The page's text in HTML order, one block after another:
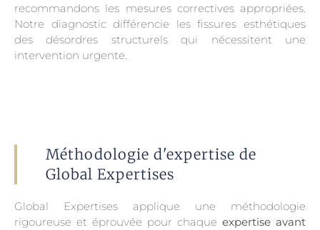
recommandons les mesures correctives appropriées.
Notre diagnostic différencie les fissures esthétiques
des désordres structurels qui nécessitent une
intervention urgente.
Méthodologie d'expertise de
Global Expertises
Global Expertises applique une méthodologie
rigoureuse et éprouvée pour chaque expertise avant